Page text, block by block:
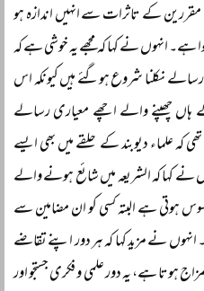
مقررین کے تاثرات سے انہیں اندازہ ہو
ہے۔ انہوں نے کہا کہ مجھے یہ خوشی ہے کہ
نکلنا شروع ہوگئے ہیں کیونکہ اس
چھپنے والے اچھے معیاری رسالے
کہ علماء دیوبند کے حلقے میں بھی ایسے
نے کہا کہ الشریعہ میں شائع ہونے والے
ہوتی ہے البتہ کسی کو ان مضامین سے
نے مزید کہا کہ ہر دور اپنے تقاضے
ہوتا ہے، یہ دور علمی و فکری جستجو اور